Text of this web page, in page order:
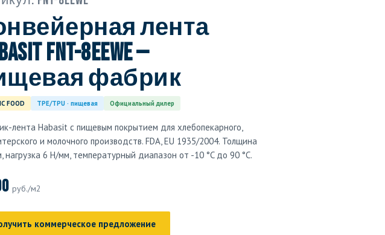
лента
FNT-8EEWE —
фабрик
FOOD TPE/TPU · пищевая Официальный дилер
лента Habasit с пищевым покрытием для хлебопекарного,
и молочного производств. FDA, EU 1935/2004. Толщина
нагрузка 6 Н/мм, температурный диапазон от -10 °C до 90 °C.
руб./м2
коммерческое предложение